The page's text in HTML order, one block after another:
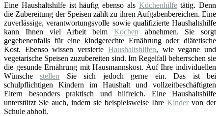
Eine Haushaltshilfe ist häufig ebenso als Küchenhilfetätig. Denn
die Zubereitung der Speisen zählt zu ihren Aufgabenbereichen. Eine
zuverlässige, verantwortungsvolle sowie qualifizierte Haushaltshilfe
kann Ihnen viel Arbeit beim Kochen abnehmen. Sie sorgt
gegebenenfalls für eine kindgerechte Ernährung oder diätetische
Kost. Ebenso wissen versierte Haushaltshilfen, wie vegane und
vegetarische Speisen zuzubereiten sind. Im Regelfall beherrschen sie
die gesunde Ernährung mit Hausmannskost. Auf Ihre individuellen
Wünschestellen Sie sich jedoch gerne ein. Das ist bei
schulpflichtigen Kindern im Haushalt und vollzeitbeschäftigten
Eltern besonders praktisch und hilfreich. Eine Haushaltshilfe
unterstützt Sie auch, indem sie beispielsweise Ihre Kinder von der
Schule abholt.